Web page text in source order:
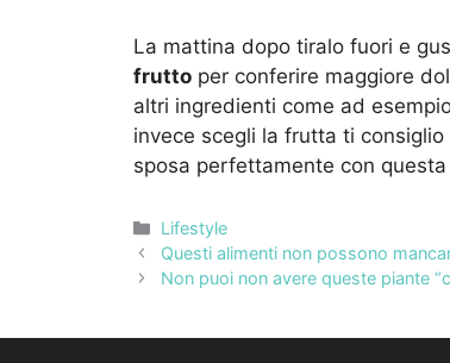
La mattina dopo tiralo fuori e
frutto per conferire maggiore
altri ingredienti come ad
invece scegli la frutta ti
sposa perfettamente con
Categorie
Lifestyle
Questi alimenti non possono
Non puoi non avere queste piante